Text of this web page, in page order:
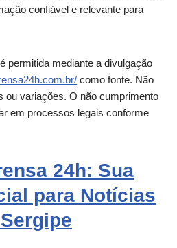
confiável e relevante para
permitida mediante a divulgação
como fonte. Não
ou variações. O não cumprimento
em processos legais conforme
24h: Sua
para Notícias